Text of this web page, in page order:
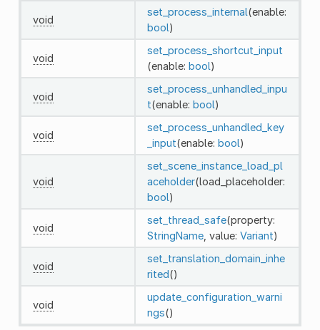
void
set_process_internal(enable:
bool)
void
set_process_shortcut_input
(enable: bool)
void
set_process_unhandled_inpu
t(enable: bool)
void
set_process_unhandled_key
_input(enable: bool)
void
set_scene_instance_load_pl
aceholder(load_placeholder:
bool)
void
set_thread_safe(property:
StringName, value: Variant)
void
set_translation_domain_inhe
rited()
void
update_configuration_warni
ngs()